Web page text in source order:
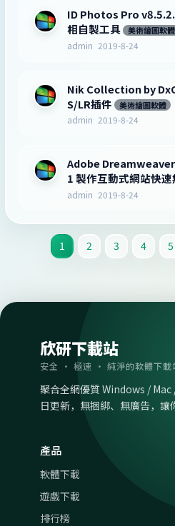
ID Photos Pro
相自製工具
美術繪圖軟體
admin 2019-8-24
Nik Collection by
S/LR插件
美術繪圖軟體
admin 2019-8-24
Adobe
1 製作互動式網站快速
admin 2019-8-24
1 2 3 4 5
欣研下載站
安全 · 極速 · 純淨的軟體下載
聚合全網優質 Windows / Mac
日更新，無捆綁、無廣告，讓
產品
軟體下載
遊戲下載
排行榜